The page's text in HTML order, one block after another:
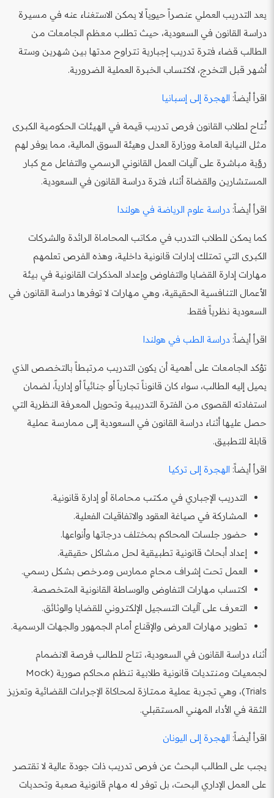
يعد التدريب العملي عنصراً حيوياً لا يمكن الاستغناء عنه في مسيرة
دراسة القانون في السعودية، حيث تطلب معظم الجامعات من
الطالب قضاء فترة تدريب إجبارية تتراوح مدتها بين شهرين وستة
أشهر قبل التخرج، لاكتساب الخبرة العملية الضرورية.
اقرأ أيضاً: الهجرة إلى إسبانيا
تُتاح لطلاب القانون فرص تدريب قيمة في الهيئات الحكومية الكبرى
مثل النيابة العامة ووزارة العدل وهيئة السوق المالية، مما يوفر لهم
رؤية مباشرة على آليات العمل القانوني الرسمي والتفاعل مع كبار
المستشارين والقضاة أثناء فترة دراسة القانون في السعودية.
اقرأ أيضاً: دراسة علوم الرياضة في هولندا
كما يمكن للطلاب التدرب في مكاتب المحاماة الرائدة والشركات
الكبرى التي تمتلك إدارات قانونية داخلية، وهذه الفرص تعلمهم
مهارات إدارة القضايا والتفاوض وإعداد المذكرات القانونية في بيئة
الأعمال التنافسية الحقيقية، وهي مهارات لا توفرها دراسة القانون في
السعودية نظرياً فقط.
اقرأ أيضاً: دراسة الطب في هولندا
تؤكد الجامعات على أهمية أن يكون التدريب مرتبطاً بالتخصص الذي
يميل إليه الطالب، سواء كان قانوناً تجارياً أو جنائياً أو إدارياً، لضمان
استفادته القصوى من الفترة التدريبية وتحويل المعرفة النظرية التي
حصل عليها أثناء دراسة القانون في السعودية إلى ممارسة عملية
قابلة للتطبيق.
اقرأ أيضاً: الهجرة إلى تركيا
التدريب الإجباري في مكتب محاماة أو إدارة قانونية.
المشاركة في صياغة العقود والاتفاقيات الفعلية.
حضور جلسات المحاكم بمختلف درجاتها وأنواعها.
إعداد أبحاث قانونية تطبيقية لحل مشاكل حقيقية.
العمل تحت إشراف محامٍ ممارس ومرخص بشكل رسمي.
اكتساب مهارات التفاوض والوساطة القانونية المتخصصة.
التعرف على آليات التسجيل الإلكتروني للقضايا والوثائق.
تطوير مهارات العرض والإقناع أمام الجمهور والجهات الرسمية.
أثناء دراسة القانون في السعودية، تتاح للطالب فرصة الانضمام
لجمعيات ومنتديات قانونية طلابية تنظم محاكم صورية (Mock
Trials)، وهي تجربة عملية ممتازة لمحاكاة الإجراءات القضائية وتعزيز
الثقة في الأداء المهني المستقبلي.
اقرأ أيضاً: الهجرة إلى اليونان
يجب على الطالب البحث عن فرص تدريب ذات جودة عالية لا تقتصر
على العمل الإداري البحت، بل توفر له مهام قانونية صعبة وتحديات